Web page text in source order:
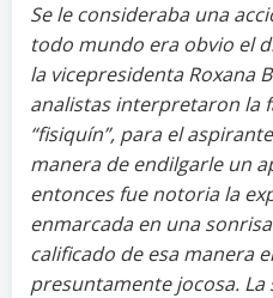
Se le consideraba una
todo mundo era obvio el
la vicepresidenta Roxana
analistas interpretaron la
“fisiquín”, para el
manera de endilgarle un
entonces fue notoria la
enmarcada en una
calificado de esa manera
presuntamente jocosa.